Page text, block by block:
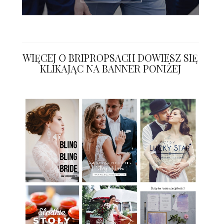
WIĘCEJ O BRIPROPSACH DOWIESZ SIĘ
KLIKAJĄC NA BANNER PONIŻEJ